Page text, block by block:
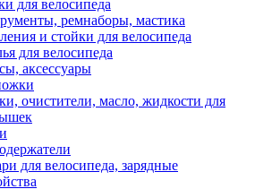
для велосипеда
ремнаборы, мастика
и стойки для велосипеда
для велосипеда
аксессуары
очистители, масло, жидкости для
для велосипеда, зарядные